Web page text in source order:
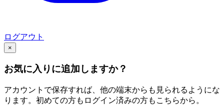
ログアウト
×
お気に入りに追加しますか？
アカウントで保存すれば、他の端末からも見られるようにな
ります。初めての方もログイン済みの方もこちらから。